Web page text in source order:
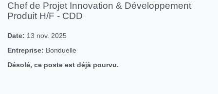
Chef de Projet Innovation & Développement
Produit H/F - CDD
Date: 13 nov. 2025
Entreprise: Bonduelle
Désolé, ce poste est déjà pourvu.